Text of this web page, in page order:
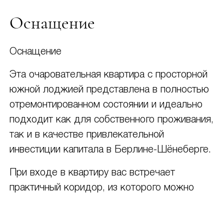
Оснащение
Оснащение
Эта очаровательная квартира с просторной
южной лоджией представлена в полностью
отремонтированном состоянии и идеально
подходит как для собственного проживания,
так и в качестве привлекательной
инвестиции капитала в Берлине-Шёнеберге.
При входе в квартиру вас встречает
практичный коридор, из которого можно